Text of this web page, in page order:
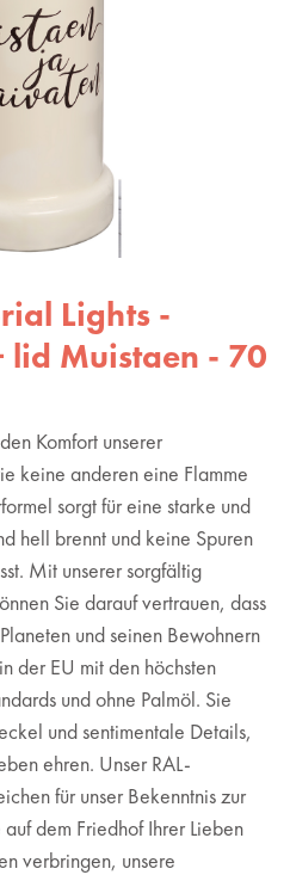
Lights -
lid Muistaen - 70
Komfort unserer
keine anderen eine Flamme
sorgt für eine starke und
hell brennt und keine Spuren
Mit unserer sorgfältig
Sie darauf vertrauen, dass
und seinen Bewohnern
der EU mit den höchsten
und ohne Palmöl. Sie
und sentimentale Details,
ehren. Unser RAL-
für unser Bekenntnis zur
dem Friedhof Ihrer Lieben
verbringen, unsere